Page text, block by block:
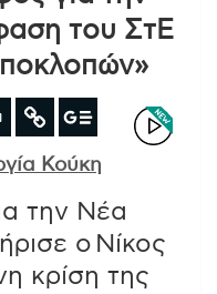
του ΣτΕ
Κούκη
την Νέα
ο Νίκος
κρίση της